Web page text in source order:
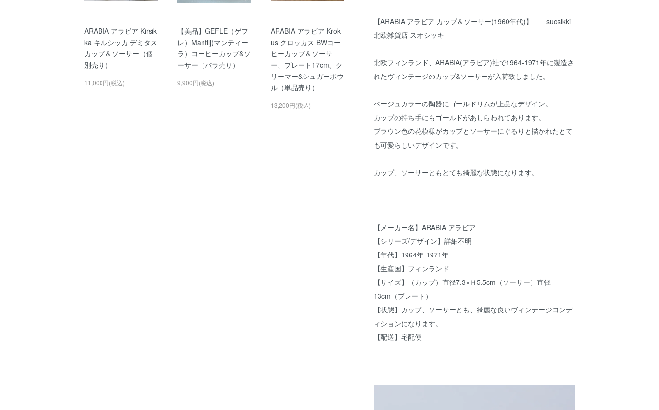
【ARABIA アラビア カップ＆ソーサー(1960年代)】 suosikki
北欧雑貨店 スオシッキ
北欧フィンランド、ARABIA(アラビア)社で1964-1971年に製造さ
れたヴィンテージのカップ&ソーサーが入荷致しました。
ベージュカラーの陶器にゴールドリムが上品なデザイン。
カップの持ち手にもゴールドがあしらわれてあります。
ブラウン色の花模様がカップとソーサーにぐるりと描かれたとて
も可愛らしいデザインです。
カップ、ソーサーともとても綺麗な状態になります。
【メーカー名】ARABIA アラビア
【シリーズ/デザイン】詳細不明
【年代】1964年-1971年
【生産国】フィンランド
【サイズ】（カップ）直径7.3×Ｈ5.5cm（ソーサー）直径
13cm（プレート）
【状態】カップ、ソーサーとも、綺麗な良いヴィンテージコンデ
ィションになります。
【配送】宅配便
ARABIA アラビア Kirsik
ka キルシッカ デミタス
カップ＆ソーサー（個
別売り）
11,000円(税込)
【美品】GEFLE（ゲフ
レ）Mantilj(マンティー
ラ）コーヒーカップ&ソ
ーサー（バラ売り）
9,900円(税込)
ARABIA アラビア Krok
us クロッカス BWコー
ヒーカップ＆ソーサ
ー、プレート17cm、ク
リーマー&シュガーボウ
ル（単品売り）
13,200円(税込)